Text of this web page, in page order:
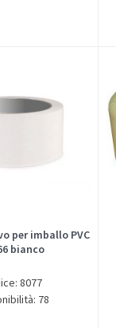
per imballo PVC
bianco
8077
78